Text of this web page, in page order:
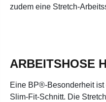
zudem eine Stretch-
ARBEITSHOSE
Eine BP®-Besonderheit
Slim-Fit-Schnitt. Die